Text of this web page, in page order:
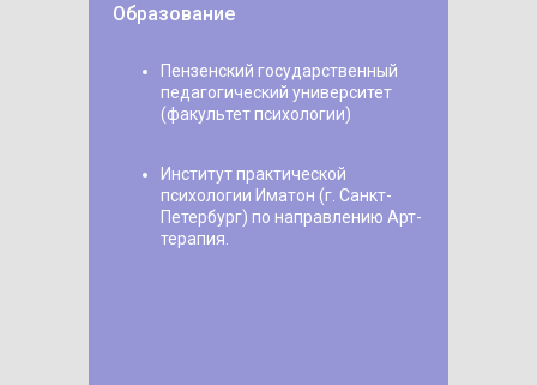
Пензенский государственный
педагогический университет
(факультет психологии)
Институт практической
психологии Иматон (г. Санкт-
Петербург) по направлению Арт-
терапия.
Образование